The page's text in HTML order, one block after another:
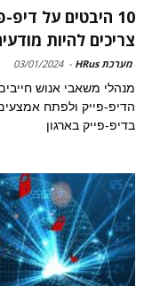
10 היבטים על
צריכים להיות
מערכת HRus -
03/01/2024
מנהלי משאבי אנוש
הדיפ-פייק ולפתח
בדיפ-פייק בארגון